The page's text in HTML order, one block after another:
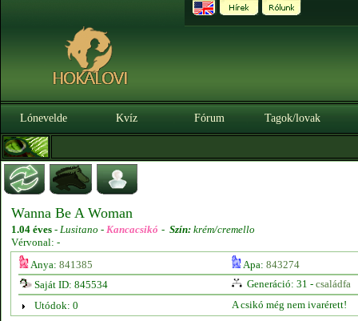
Lónevelde Kvíz Fórum Tagok/lovak
Wanna Be A Woman
1.04 éves - Lusitano - Kancacsikó - Szín: krém/cremello
Vérvonal: -
Anya: 841385 Apa: 843274
Saját ID: 845534
Generáció: 31 - családfa
Utódok: 0
A csikó még nem ivarérett!